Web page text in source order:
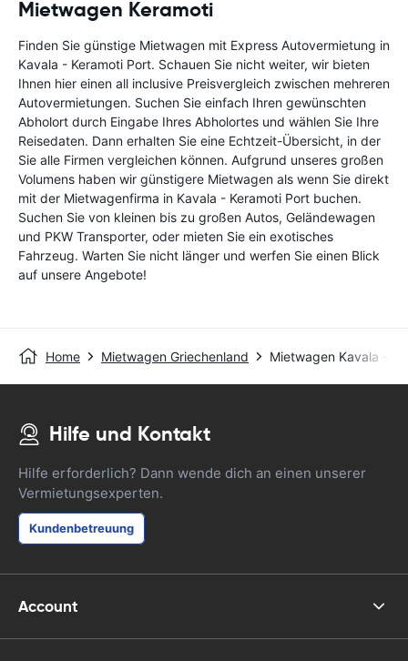
Mietwagen Keramoti
Finden Sie günstige Mietwagen mit Express Autovermietung in
Kavala - Keramoti Port. Schauen Sie nicht weiter, wir bieten
Ihnen hier einen all inclusive Preisvergleich zwischen mehreren
Autovermietungen. Suchen Sie einfach Ihren gewünschten
Abholort durch Eingabe Ihres Abholortes und wählen Sie Ihre
Reisedaten. Dann erhalten Sie eine Echtzeit-Übersicht, in der
Sie alle Firmen vergleichen können. Aufgrund unseres großen
Volumens haben wir günstigere Mietwagen als wenn Sie direkt
mit der Mietwagenfirma in Kavala - Keramoti Port buchen.
Suchen Sie von kleinen bis zu großen Autos, Geländewagen
und PKW Transporter, oder mieten Sie ein exotisches
Fahrzeug. Warten Sie nicht länger und werfen Sie einen Blick
auf unsere Angebote!
Home Mietwagen Griechenland Mietwagen Kavala -
Hilfe und Kontakt
Hilfe erforderlich? Dann wende dich an einen unserer
Vermietungsexperten.
Kundenbetreuung
Account